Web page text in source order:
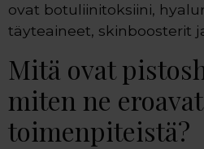
ovat botuliinitoksiini,
täyteaineet, skinboosterit
Mitä ovat
miten ne
toimenpiteistä?